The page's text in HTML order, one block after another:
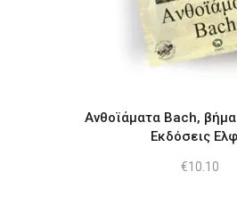
Ανθοϊάματα Bach,
Εκδόσεις
€10.10